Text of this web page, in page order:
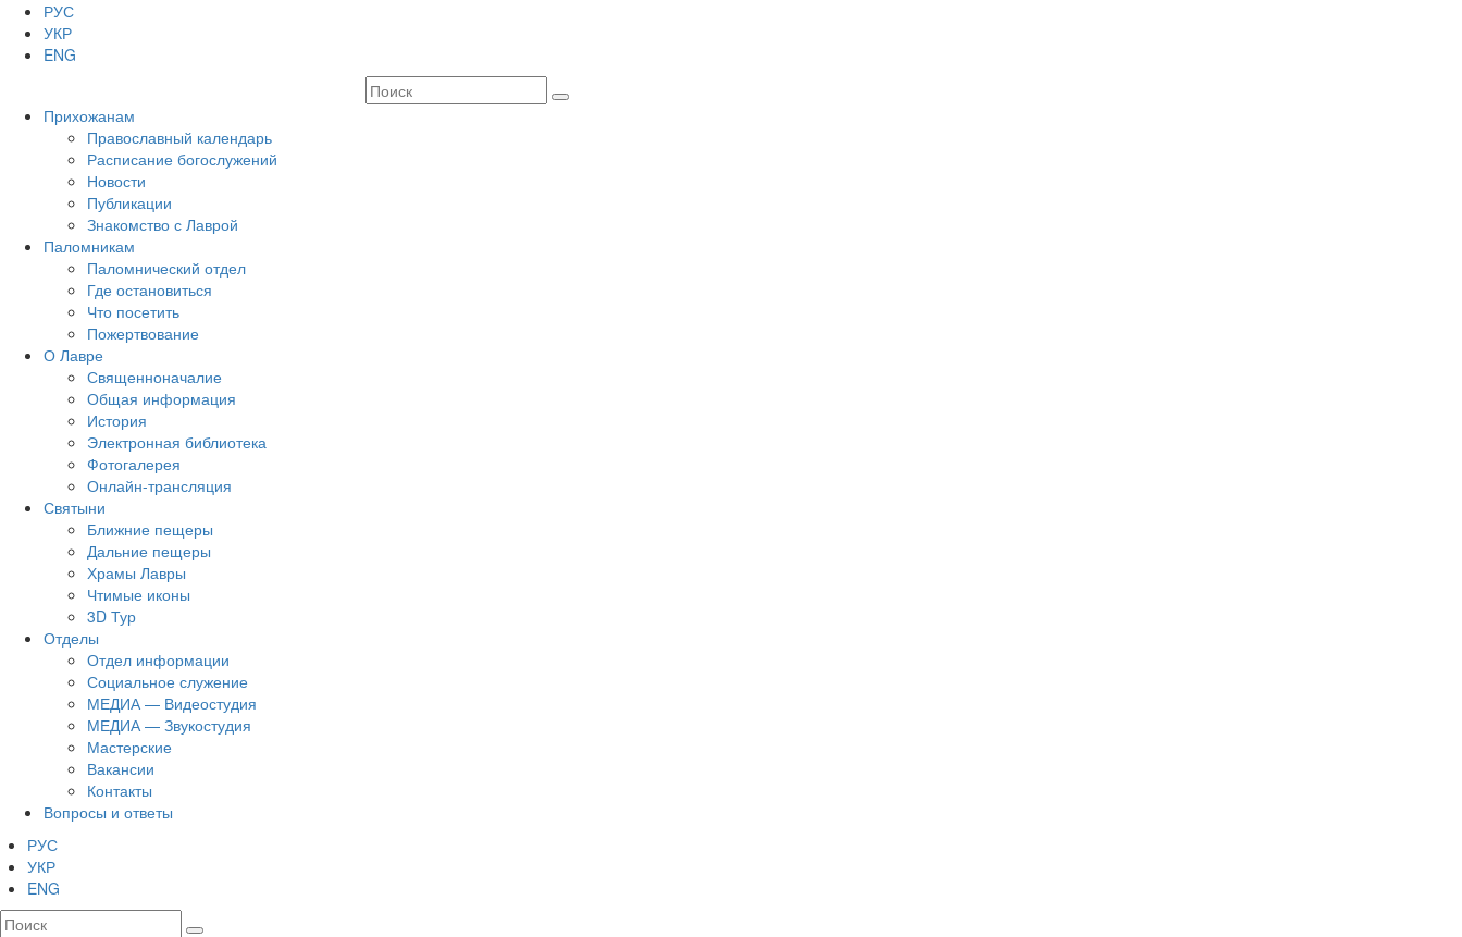
РУС
УКР
ENG
Прихожанам
Православный календарь
Расписание богослужений
Новости
Публикации
Знакомство с Лаврой
Паломникам
Паломнический отдел
Где остановиться
Что посетить
Пожертвование
О Лавре
Священноначалие
Общая информация
История
Электронная библиотека
Фотогалерея
Онлайн-трансляция
Святыни
Ближние пещеры
Дальние пещеры
Храмы Лавры
Чтимые иконы
3D Тур
Отделы
Отдел информации
Социальное служение
МЕДИА — Видеостудия
МЕДИА — Звукостудия
Мастерские
Вакансии
Контакты
Вопросы и ответы
РУС
УКР
ENG